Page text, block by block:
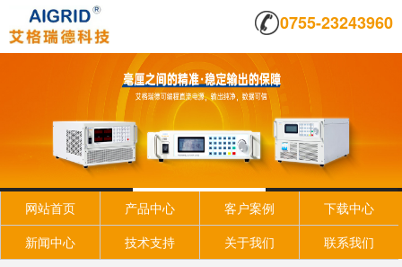
0755-23243960
网站首页 产品中心 客户案例
下载中心
新闻中心
技术支持 关于我们 联系我们